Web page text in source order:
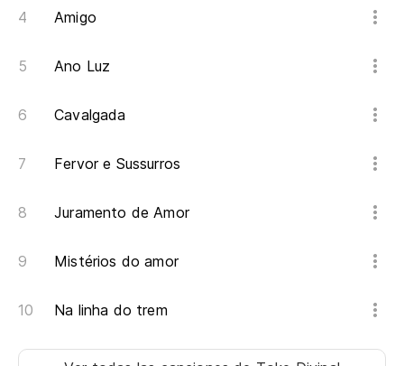
Amigo
Ano Luz
Cavalgada
Fervor e Sussurros
Juramento de Amor
Mistérios do amor
Na linha do trem